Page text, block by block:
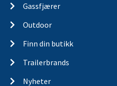
Gassfjærer
Outdoor
Finn din butikk
Trailerbrands
Nyheter